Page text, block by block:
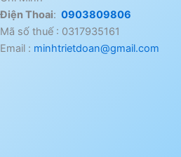
Điện Thoai: 0903809806
Mã số thuế : 0317935161
Email : minhtrietdoan@gmail.com